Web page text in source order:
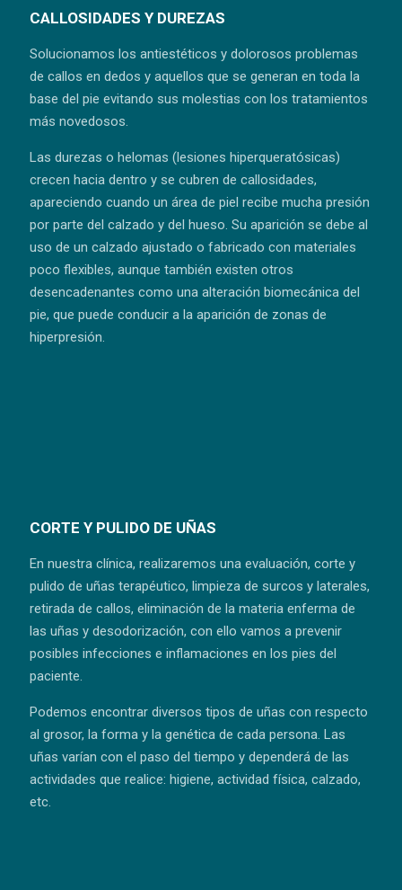
CALLOSIDADES Y DUREZAS
Solucionamos los antiestéticos y dolorosos problemas
de callos en dedos y aquellos que se generan en toda la
base del pie evitando sus molestias con los tratamientos
más novedosos.
Las durezas o helomas (lesiones hiperqueratósicas)
crecen hacia dentro y se cubren de callosidades,
apareciendo cuando un área de piel recibe mucha presión
por parte del calzado y del hueso. Su aparición se debe al
uso de un calzado ajustado o fabricado con materiales
poco flexibles, aunque también existen otros
desencadenantes como una alteración biomecánica del
pie, que puede conducir a la aparición de zonas de
hiperpresión.
CORTE Y PULIDO DE UÑAS
En nuestra clínica, realizaremos una evaluación, corte y
pulido de uñas terapéutico, limpieza de surcos y laterales,
retirada de callos, eliminación de la materia enferma de
las uñas y desodorización, con ello vamos a prevenir
posibles infecciones e inflamaciones en los pies del
paciente.
Podemos encontrar diversos tipos de uñas con respecto
al grosor, la forma y la genética de cada persona. Las
uñas varían con el paso del tiempo y dependerá de las
actividades que realice: higiene, actividad física, calzado,
etc.